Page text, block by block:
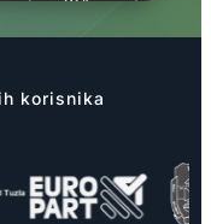
korisnika